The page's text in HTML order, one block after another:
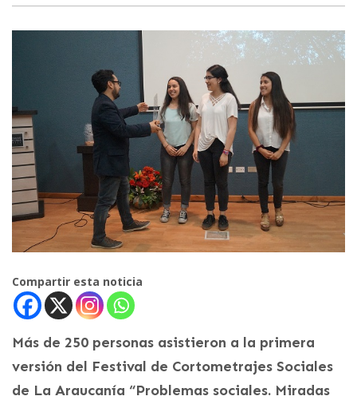
Compartir esta noticia
Más de 250 personas asistieron a la primera
versión del Festival de Cortometrajes Sociales
de La Araucanía “Problemas sociales. Miradas